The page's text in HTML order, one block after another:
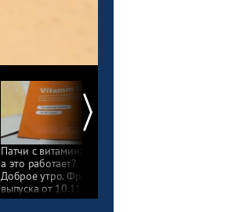
Патчи с витаминами:
а это работает?
Доброе утро. Фрагмент
выпуска от 10.11.2023